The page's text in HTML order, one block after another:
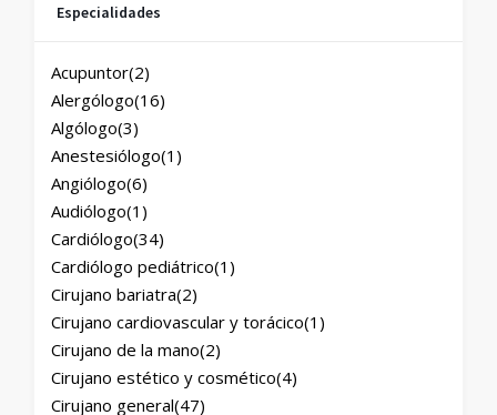
Especialidades
Acupuntor(2)
Alergólogo(16)
Algólogo(3)
Anestesiólogo(1)
Angiólogo(6)
Audiólogo(1)
Cardiólogo(34)
Cardiólogo pediátrico(1)
Cirujano bariatra(2)
Cirujano cardiovascular y torácico(1)
Cirujano de la mano(2)
Cirujano estético y cosmético(4)
Cirujano general(47)